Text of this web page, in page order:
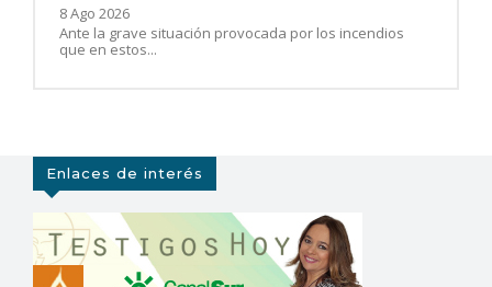
8 Ago 2026
Ante la grave situación provocada por los incendios
que en estos...
Enlaces de interés